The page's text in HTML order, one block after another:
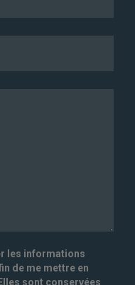
les informations
de me mettre en
sont conservées